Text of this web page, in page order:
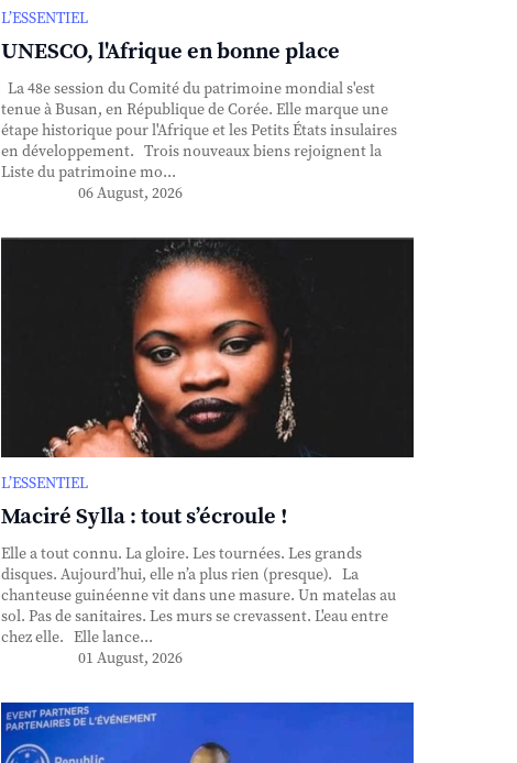
L’ESSENTIEL
UNESCO, l'Afrique en bonne place
La 48e session du Comité du patrimoine mondial s'est
tenue à Busan, en République de Corée. Elle marque une
étape historique pour l'Afrique et les Petits États insulaires
en développement. Trois nouveaux biens rejoignent la
Liste du patrimoine mo...
06 August, 2026
L’ESSENTIEL
Maciré Sylla : tout s’écroule !
Elle a tout connu. La gloire. Les tournées. Les grands
disques. Aujourd’hui, elle n’a plus rien (presque). La
chanteuse guinéenne vit dans une masure. Un matelas au
sol. Pas de sanitaires. Les murs se crevassent. L'eau entre
chez elle. Elle lance...
01 August, 2026